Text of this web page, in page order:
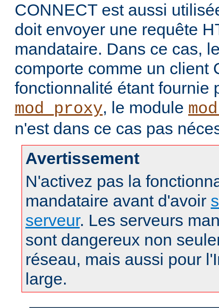
CONNECT est aussi
doit envoyer une requête
mandataire. Dans ce cas,
comporte comme un client
fonctionnalité étant fournie
mod_proxy, le module
n'est dans ce cas pas
Avertissement
N'activez pas la
mandataire avant d'avoir
serveur. Les serveurs
sont dangereux non
réseau, mais aussi pour
large.